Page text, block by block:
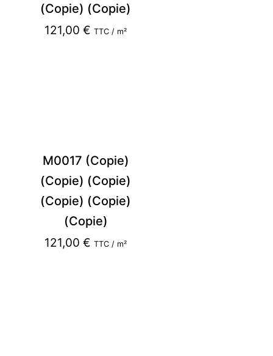
(Copie) (Copie)
121,00€ TTC / m²
M0017 (Copie)
(Copie) (Copie)
(Copie) (Copie)
(Copie)
121,00€ TTC / m²